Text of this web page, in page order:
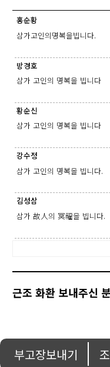
홍순황
삼가고인의명복을빕니다.
방경호
삼가 고인의 명복을 빕니다
황순신
삼가 고인의 명복을 빕니다
강수정
삼가 고인의 명복을 빕니다.
김성삼
삼가 故人의 冥福을 빕니다.
근조 화환 보내주신
부고장보내기